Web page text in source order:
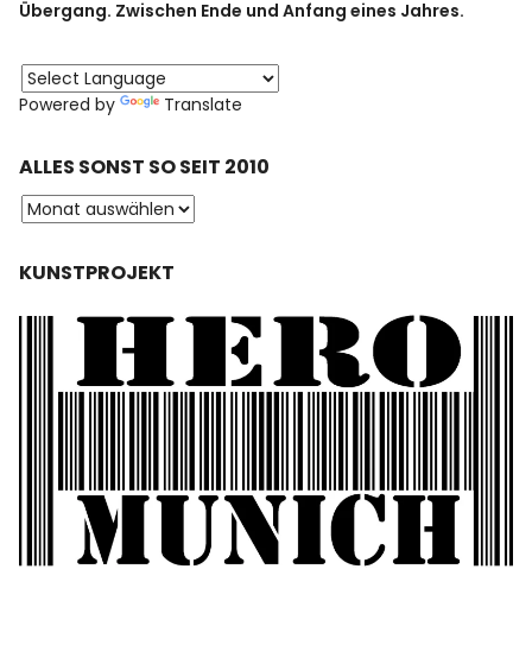
Übergang. Zwischen Ende und Anfang eines Jahres.
Powered by Translate
ALLES SONST SO SEIT 2010
KUNSTPROJEKT